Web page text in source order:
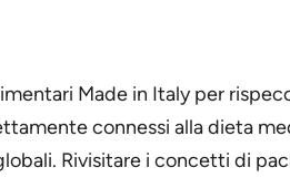
Made in Italy per
connessi alla dieta
Rivisitare i concetti di